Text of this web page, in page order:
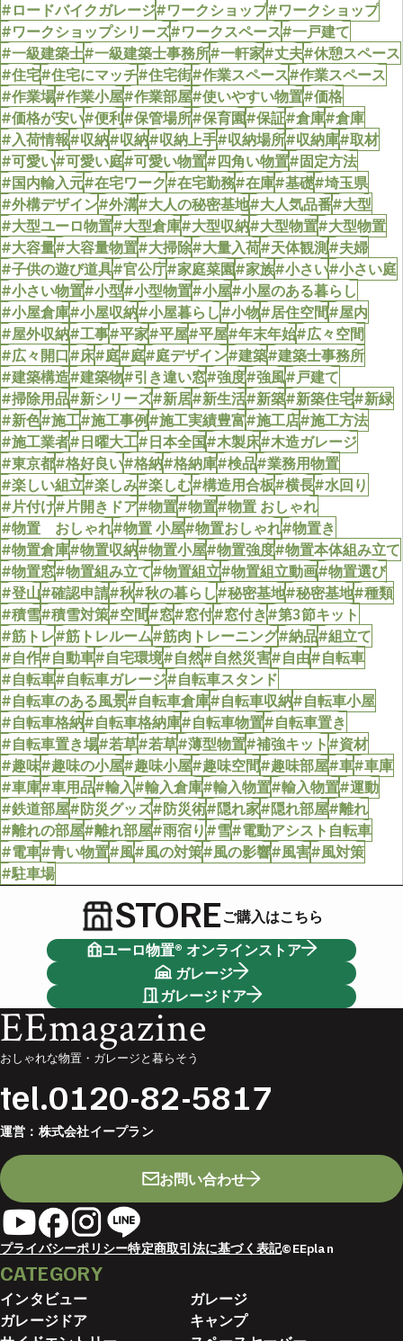
#ロードバイクガレージ#ワークショップ#ワークショップ
#ワークショップシリーズ#ワークスペース#一戸建て
#一級建築士#一級建築士事務所#一軒家#丈夫#休憩スペース
#住宅#住宅にマッチ#住宅街#作業スペース#作業スペース
#作業場#作業小屋#作業部屋#使いやすい物置#価格
#価格が安い#便利#保管場所#保育園#保証#倉庫#倉庫
#入荷情報#収納#収納#収納上手#収納場所#収納庫#取材
#可愛い#可愛い庭#可愛い物置#四角い物置#固定方法
#国内輸入元#在宅ワーク#在宅勤務#在庫#基礎#埼玉県
#外構デザイン#外溝#大人の秘密基地#大人気品番#大型
#大型ユーロ物置#大型倉庫#大型収納#大型物置#大型物置
#大容量#大容量物置#大掃除#大量入荷#天体観測#夫婦
#子供の遊び道具#官公庁#家庭菜園#家族#小さい#小さい庭
#小さい物置#小型#小型物置#小屋#小屋のある暮らし
#小屋倉庫#小屋収納#小屋暮らし#小物#居住空間#屋内
#屋外収納#工事#平家#平屋#平屋#年末年始#広々空間
#広々開口#床#庭#庭#庭デザイン#建築#建築士事務所
#建築構造#建築物#引き違い窓#強度#強風#戸建て
#掃除用品#新シリーズ#新居#新生活#新築#新築住宅#新緑
#新色#施工#施工事例#施工実績豊富#施工店#施工方法
#施工業者#日曜大工#日本全国#木製床#木造ガレージ
#東京都#格好良い#格納#格納庫#検品#業務用物置
#楽しい組立#楽しみ#楽しむ#構造用合板#横長#水回り
#片付け#片開きドア#物置#物置#物置 おしゃれ
#物置 おしゃれ#物置 小屋#物置おしゃれ#物置き
#物置倉庫#物置収納#物置小屋#物置強度#物置本体組み立て
#物置窓#物置組み立て#物置組立#物置組立動画#物置選び
#登山#確認申請#秋#秋の暮らし#秘密基地#秘密基地#種類
#積雪#積雪対策#空間#窓#窓付#窓付き#第3節キット
#筋トレ#筋トレルーム#筋肉トレーニング#納品#組立て
#自作#自動車#自宅環境#自然#自然災害#自由#自転車
#自転車#自転車ガレージ#自転車スタンド
#自転車のある風景#自転車倉庫#自転車収納#自転車小屋
#自転車格納#自転車格納庫#自転車物置#自転車置き
#自転車置き場#若草#若草#薄型物置#補強キット#資材
#趣味#趣味の小屋#趣味小屋#趣味空間#趣味部屋#車#車庫
#車庫#車用品#輸入#輸入倉庫#輸入物置#輸入物置#運動
#鉄道部屋#防災グッズ#防災術#隠れ家#隠れ部屋#離れ
#離れの部屋#離れ部屋#雨宿り#雪#電動アシスト自転車
#電車#青い物置#風#風の対策#風の影響#風害#風対策
#駐車場
STOREご購入はこちら
ユーロ物置® オンラインストア
ガレージ
ガレージドア
EEmagazine
おしゃれな物置・ガレージと暮らそう
tel.0120-82-5817
運営： 株式会社イープラン
お問い合わせ
プライバシーポリシー特定商取引法に基づく表記©EEplan
CATEGORY
インタビュー
ガレージ
ガレージドア
キャンプ